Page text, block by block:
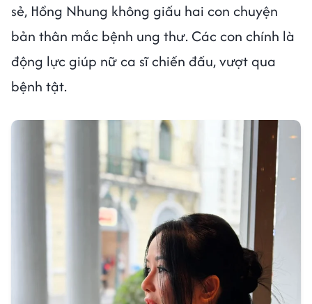
sẻ, Hồng Nhung không giấu hai con chuyện
bản thân mắc bệnh ung thư. Các con chính là
động lực giúp nữ ca sĩ chiến đấu, vượt qua
bệnh tật.